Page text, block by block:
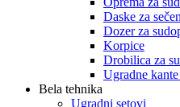
Daske za
Dozer za
Korpice
Drobilica za
Ugradne kante
Bela tehnika
Ugradni setovi